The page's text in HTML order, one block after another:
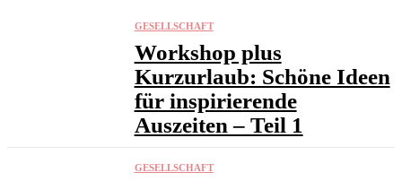
GESELLSCHAFT
Workshop plus
Kurzurlaub: Schöne Ideen
für inspirierende
Auszeiten – Teil 1
GESELLSCHAFT